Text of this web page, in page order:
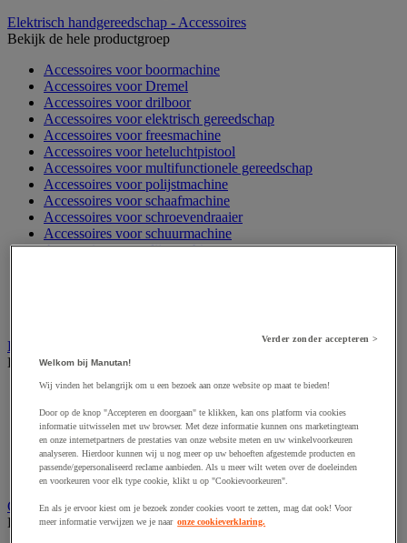
Elektrisch handgereedschap - Accessoires
Bekijk de hele productgroep
Accessoires voor boormachine
Accessoires voor Dremel
Accessoires voor drilboor
Accessoires voor elektrisch gereedschap
Accessoires voor freesmachine
Accessoires voor heteluchtpistool
Accessoires voor multifunctionele gereedschap
Accessoires voor polijstmachine
Accessoires voor schaafmachine
Accessoires voor schroevendraaier
Accessoires voor schuurmachine
Accessoires voor slijpmachine
Elektrische toebehoren en verlichting
Bekijk de hele productgroep
Accessoires voor elektrisch schakelpaneel
Batterij, oplader en kabel
Elektrische kabel
Elektrische uitrusting
Verlengsnoer, stekkerdoos en kapelhaspel
Wandcontactdoos en schakelaar
Gereedschap opbergen
Bekijk de hele productgroep
Verder zonder accepteren >
Welkom bij Manutan!
Wij vinden het belangrijk om u een bezoek aan onze website op maat te bieden!
Door op de knop "Accepteren en doorgaan" te klikken, kan ons platform via cookies
informatie uitwisselen met uw browser. Met deze informatie kunnen ons marketingteam
en onze internetpartners de prestaties van onze website meten en uw winkelvoorkeuren
analyseren. Hierdoor kunnen wij u nog meer op uw behoeften afgestemde producten en
passende/gepersonaliseerd reclame aanbieden. Als u meer wilt weten over de doeleinden
en voorkeuren voor elk type cookie, klikt u op "Cookievoorkeuren".
En als je ervoor kiest om je bezoek zonder cookies voort te zetten, mag dat ook! Voor
meer informatie verwijzen we je naar onze cookieverklaring.